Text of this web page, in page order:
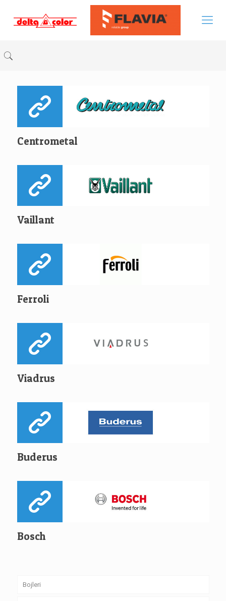
Centrometal
Vaillant
Ferroli
Viadrus
Buderus
Bosch
Bojleri